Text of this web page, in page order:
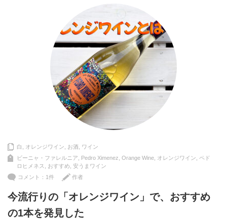
白 オレンジワイン お酒
ワイン
ビーニャ・ファレルニア
Pedro Ximenez Orange Wine オレンジワイン ペド
ロヒメネス
おすすめ 安うまワイン
コメント：1件
作者
今流行りの「オレンジワイン」で、おすすめ
の1本を発見した